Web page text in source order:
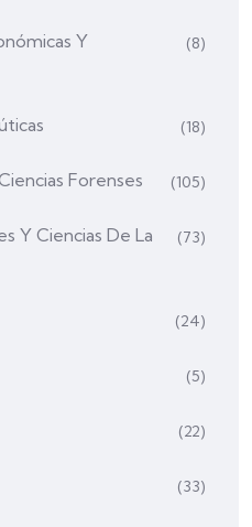
Y
(8)
(18)
Forenses (105)
Y Ciencias De La
(73)
(24)
(5)
(22)
(33)